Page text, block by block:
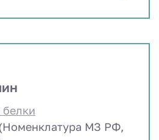
МЗ РФ,